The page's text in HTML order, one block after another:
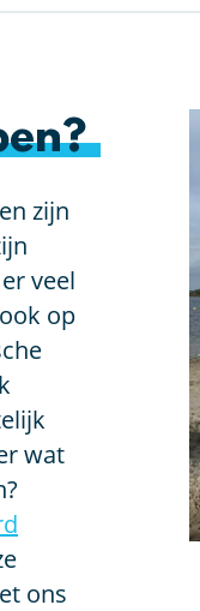
zijn
veel
op
wat
ons